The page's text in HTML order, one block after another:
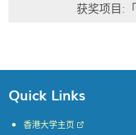
获奖项目:「
Quick Links
香港大学主页